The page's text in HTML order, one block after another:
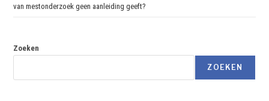
van mestonderzoek geen aanleiding geeft?
Zoeken
ZOEKEN